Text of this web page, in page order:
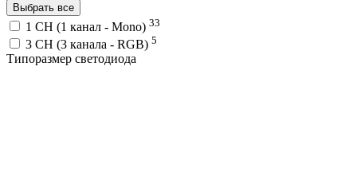
Выбрать все
1 CH (1 канал - Mono) 33
3 CH (3 канала - RGB) 5
Типоразмер светодиода